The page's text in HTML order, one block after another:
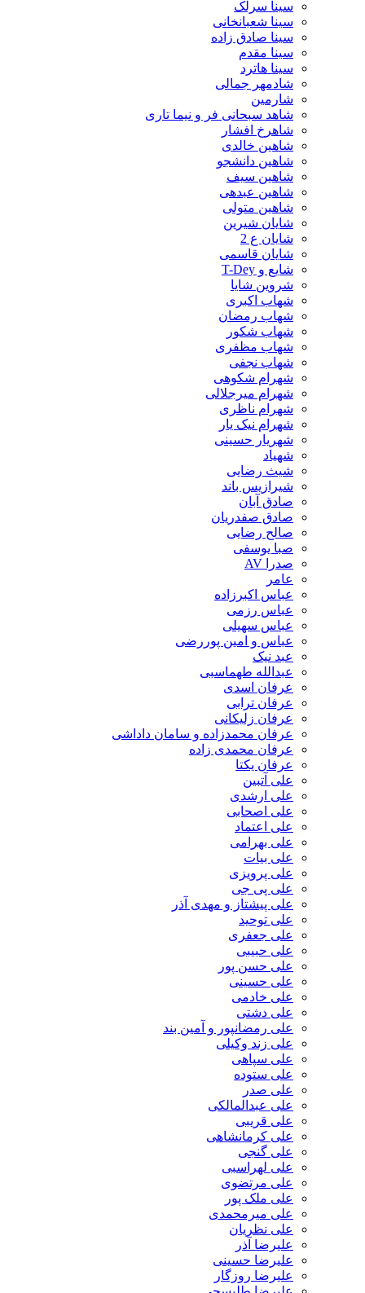
سینا سرلک
سینا شعبانخانی
سینا صادق زاده
سینا مقدم
سینا هاترد
شادمهر جمالی
شارمین
شاهد سبحانی فر و نیما تاری
شاهرخ افشار
شاهین خالدی
شاهین دانشجو
شاهین سیف
شاهین عبدهی
شاهین متولی
شایان شیرین
شایان ع 2
شایان قاسمی
شایع و T-Dey
شروین شایا
شهاب اکبری
شهاب رمضان
شهاب شکور
شهاب مظفری
شهاب نجفی
شهرام شکوهی
شهرام میرجلالی
شهرام ناظری
شهرام نیک یار
شهریار حسینی
شهیاد
شیث رضایی
شیرازیس باند
صادق آبان
صادق صفدریان
صالح رضایی
صبا یوسفی
صدرا AV
عامر
عباس اکبرزاده
عباس رزمی
عباس سهیلی
عباس و امین پوررضی
عبد نیک
عبدالله طهماسبی‎
عرفان اسدی
عرفان ترابی
عرفان زلیکانی
عرفان محمدزاده و سامان داداشی
عرفان محمدی زاده
عرفان یکتا
علی آتبین
علی ارشدی
علی اصحابی
علی اعتماد
علی بهرامی
علی بیات
علی پرویزی
علی پی جی
علی پیشتاز و مهدی آذر
علی توحید
علی جعفری
علی حبیبی
علی حسن پور
علی حسینی
علی خادمی
علی دشتی
علی رمضانپور و آمین بند
علی زند وکیلی
علی سپاهی
علی ستوده
علی صدر
علی عبدالمالکی
علی قریبی
علی کرمانشاهی
علی گنجی
علی لهراسبی
علی مرتضوی
علی ملک پور
علی میرمحمدی
علی نظریان
علیرضا آذر
علیرضا حسینی
علیرضا روزگار